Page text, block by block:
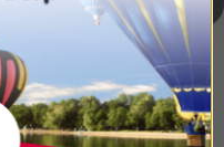
за да осигурим
използването